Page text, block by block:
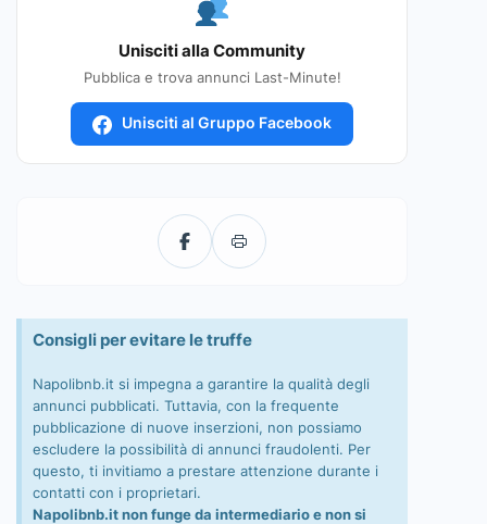
Unisciti alla Community
Pubblica e trova annunci Last-Minute!
Unisciti al Gruppo Facebook
Consigli per evitare le truffe
Napolibnb.it si impegna a garantire la qualità degli
annunci pubblicati. Tuttavia, con la frequente
pubblicazione di nuove inserzioni, non possiamo
escludere la possibilità di annunci fraudolenti. Per
questo, ti invitiamo a prestare attenzione durante i
contatti con i proprietari.
Napolibnb.it non funge da intermediario e non si